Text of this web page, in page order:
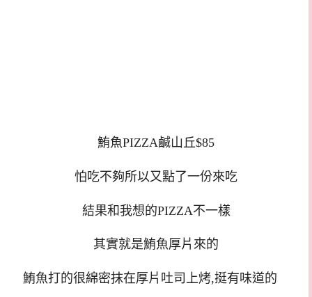
鮪魚PIZZA鹹山丘$85
怕吃不夠所以又點了一份來吃
結果和我想的PIZZA不一樣
其實就是鮪魚厚片來的
鮪魚打的很綿密抹在厚片吐司上烤,挺有味道的